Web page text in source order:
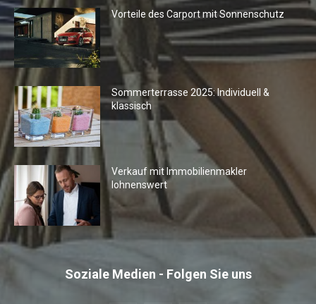
Vorteile des Carport mit Sonnenschutz
Sommerterrasse 2025: Individuell &
klassisch
Verkauf mit Immobilienmakler
lohnenswert
Soziale Medien - Folgen Sie uns